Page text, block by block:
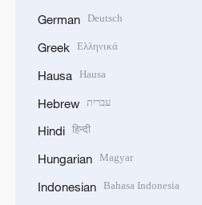
German Deutsch
Greek Ελληνικά
Hausa Hausa
Hebrew עברית
Hindi हिन्दी
Hungarian Magyar
Indonesian Bahasa Indonesia